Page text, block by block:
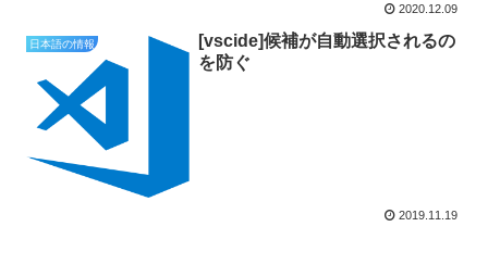
2020.12.09
日本語の情報
[vscide]候補が自動選択されるの
を防ぐ
2019.11.19